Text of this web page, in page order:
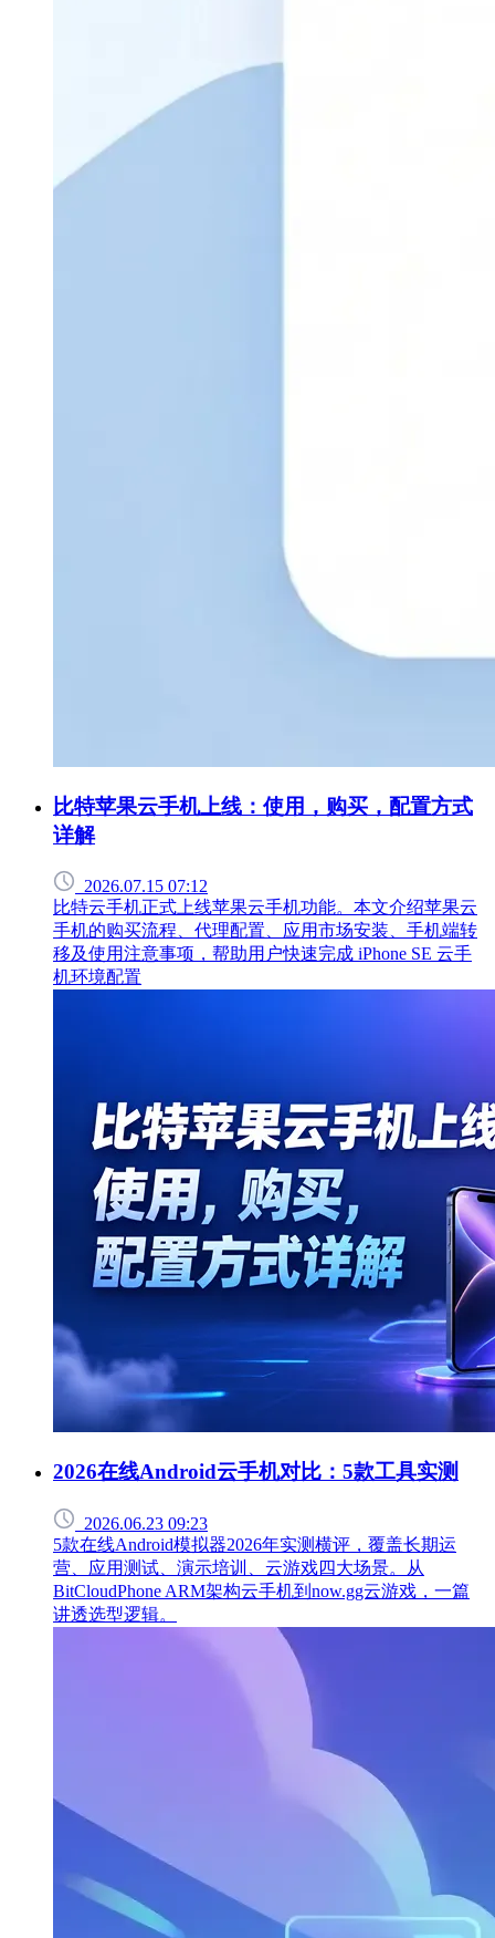
比特苹果云手机上线：使用，购买，配置方式
详解
2026.07.15 07:12
比特云手机正式上线苹果云手机功能。本文介绍苹果云
手机的购买流程、代理配置、应用市场安装、手机端转
移及使用注意事项，帮助用户快速完成 iPhone SE 云手
机环境配置
2026在线Android云手机对比：5款工具实测
2026.06.23 09:23
5款在线Android模拟器2026年实测横评，覆盖长期运
营、应用测试、演示培训、云游戏四大场景。从
BitCloudPhone ARM架构云手机到now.gg云游戏，一篇
讲透选型逻辑。